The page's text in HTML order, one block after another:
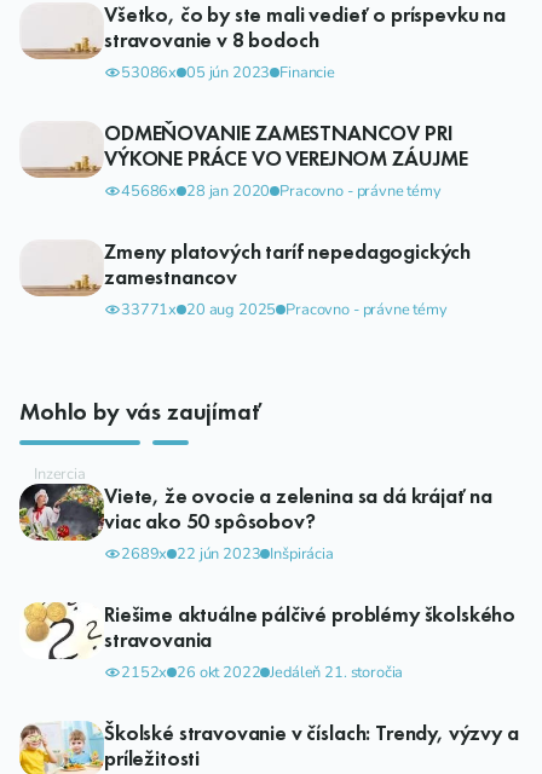
Všetko, čo by ste mali vedieť o príspevku na
stravovanie v 8 bodoch
53086x 05 jún 2023 Financie
ODMEŇOVANIE ZAMESTNANCOV PRI
VÝKONE PRÁCE VO VEREJNOM ZÁUJME
45686x 28 jan 2020 Pracovno - právne témy
Zmeny platových taríf nepedagogických
zamestnancov
33771x 20 aug 2025 Pracovno - právne témy
Mohlo by vás zaujímať
Viete, že ovocie a zelenina sa dá krájať na
viac ako 50 spôsobov?
2689x 22 jún 2023 Inšpirácia
Riešime aktuálne pálčivé problémy školského
stravovania
2152x 26 okt 2022 Jedáleň 21. storočia
Školské stravovanie v číslach: Trendy, výzvy a
príležitosti